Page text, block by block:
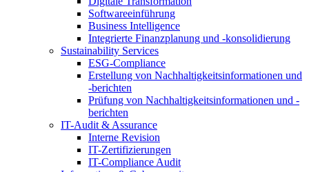
Softwareeinführung
Business Intelligence
Integrierte Finanzplanung und -konsolidierung
Sustainability Services
ESG-Compliance
Erstellung von Nachhaltigkeitsinformationen und
-berichten
Prüfung von Nachhaltigkeitsinformationen und -
berichten
IT-Audit & Assurance
Interne Revision
IT-Zertifizierungen
IT-Compliance Audit